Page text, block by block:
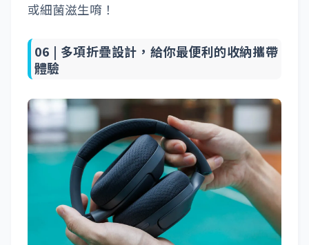
或細菌滋生唷！
06 | 多項折疊設計，給你最便利的收納攜帶
體驗